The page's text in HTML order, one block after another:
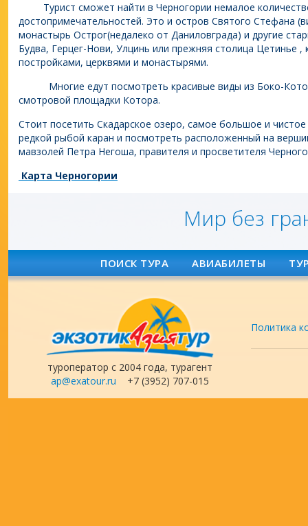
Турист сможет найти в Черногории немалое
достопримечательностей. Это и остров Святого Стефана
монастырь Острог(недалеко от Даниловграда) и другие
Будва, Герцег-Нови, Улцинь или прежняя столица Цетинье
постройками, церквями и монастырями.
Многие едут посмотреть красивые виды из Боко-
смотровой площадки Котора.
Стоит посетить Скадарское озеро, самое большое и
редкой рыбой каран и посмотреть расположенный на
мавзолей Петра Негоша, правителя и просветителя
Карта Черногории
Мир без
ПОИСК ТУРА АВИАБИЛЕТЫ
туроператор с 2004 года, турагент
ap@exatour.ru +7 (3952) 707-015
Политика